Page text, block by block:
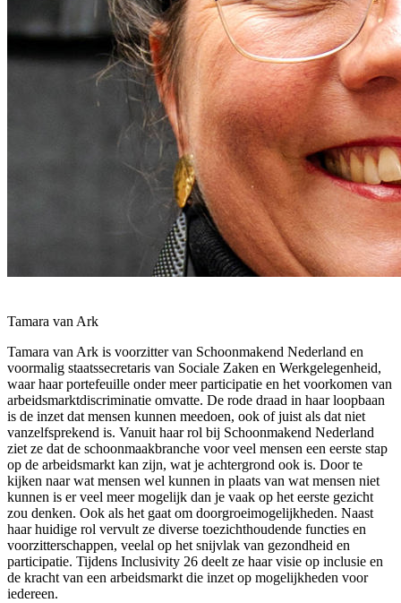
Tamara van Ark
Tamara van Ark is voorzitter van Schoonmakend Nederland en
voormalig staatssecretaris van Sociale Zaken en Werkgelegenheid,
waar haar portefeuille onder meer participatie en het voorkomen van
arbeidsmarktdiscriminatie omvatte. De rode draad in haar loopbaan
is de inzet dat mensen kunnen meedoen, ook of juist als dat niet
vanzelfsprekend is. Vanuit haar rol bij Schoonmakend Nederland
ziet ze dat de schoonmaakbranche voor veel mensen een eerste stap
op de arbeidsmarkt kan zijn, wat je achtergrond ook is. Door te
kijken naar wat mensen wel kunnen in plaats van wat mensen niet
kunnen is er veel meer mogelijk dan je vaak op het eerste gezicht
zou denken. Ook als het gaat om doorgroeimogelijkheden. Naast
haar huidige rol vervult ze diverse toezichthoudende functies en
voorzitterschappen, veelal op het snijvlak van gezondheid en
participatie. Tijdens Inclusivity 26 deelt ze haar visie op inclusie en
de kracht van een arbeidsmarkt die inzet op mogelijkheden voor
iedereen.